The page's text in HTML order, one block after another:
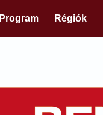
Program Régiók